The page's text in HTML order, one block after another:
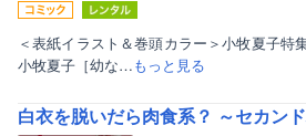
＜表紙イラスト＆巻頭カラー＞小牧夏子特
小牧夏子［幼な…もっと見る